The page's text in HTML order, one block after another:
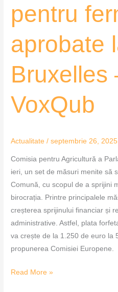
pentru
aprobate
Bruxelles
VoxQub
Actualitate /septembrie 26, 2025
Comisia pentru Agricultură a
ieri, un set de măsuri menite să
Comună, cu scopul de a sprijini
birocrația. Printre principalele
creșterea sprijinului financiar și
administrative. Astfel, plata
va crește de la 1.250 de euro la
propunerea Comisiei Europene.
Read More »